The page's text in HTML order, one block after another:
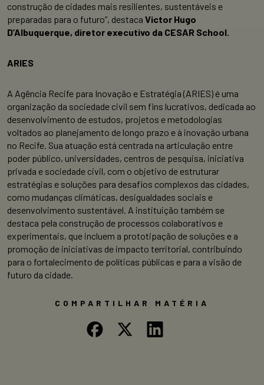
construção de cidades mais resilientes, sustentáveis e
preparadas para o futuro”, destaca Victor Hugo
D’Albuquerque, diretor executivo da CESAR School.
ARIES
A Agência Recife para Inovação e Estratégia (ARIES) é uma
organização da sociedade civil sem fins lucrativos, dedicada ao
desenvolvimento de estudos, projetos e metodologias
voltados ao planejamento de longo prazo e à inovação urbana
no Recife. Sua atuação está centrada na articulação entre
poder público, universidades, centros de pesquisa, iniciativa
privada e sociedade civil, com o objetivo de estruturar
estratégias e soluções para desafios complexos das cidades,
como mudanças climáticas, desigualdades sociais e
desenvolvimento sustentável. A instituição também se
destaca pela construção de processos colaborativos e
experimentais, que incluem a prototipação de soluções e a
promoção de iniciativas de impacto territorial, contribuindo
para o fortalecimento de políticas públicas e para a visão de
futuro da cidade.
COMPARTILHAR MATÉRIA